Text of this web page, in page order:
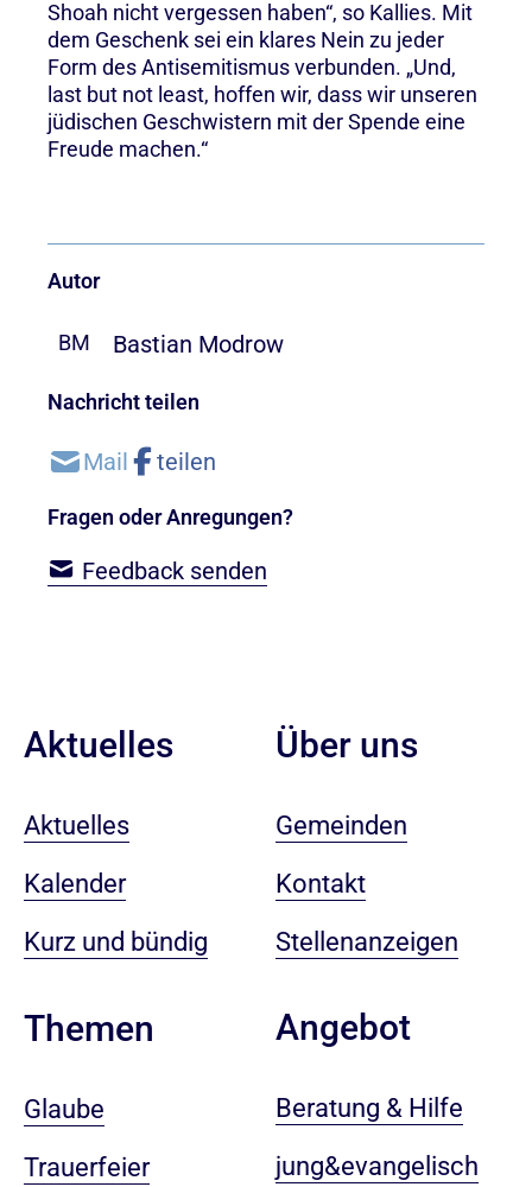
Shoah nicht vergessen haben“, so Kallies. Mit
dem Geschenk sei ein klares Nein zu jeder
Form des Antisemitismus verbunden. „Und,
last but not least, hoffen wir, dass wir unseren
jüdischen Geschwistern mit der Spende eine
Freude machen.“
Autor
BM Bastian Modrow
Fragen oder Anregungen?
Feedback senden
Nachricht teilen
Aktuelles
Aktuelles
Kalender
Kurz und bündig
Themen
Glaube
Trauerfeier
Über uns
Gemeinden
Kontakt
Stellenanzeigen
Angebot
Beratung & Hilfe
jung&evangelisch